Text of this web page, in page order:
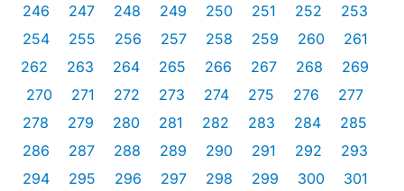
246
247 248 249 250 251 252
253
254
255 256 257 258 259 260
261
262
263 264 265 266 267 268
269
270
271 272 273 274 275 276
277
278
279 280 281 282 283 284
285
286
287 288 289 290 291 292
293
294
295 296 297 298 299 300 301